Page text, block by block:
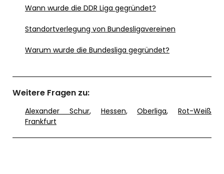
Wann wurde die DDR Liga gegründet?
Standortverlegung von Bundesligavereinen
Warum wurde die Bundesliga gegründet?
Weitere Fragen zu:
Alexander Schur, Hessen,Oberliga, Rot-Weiß
Frankfurt